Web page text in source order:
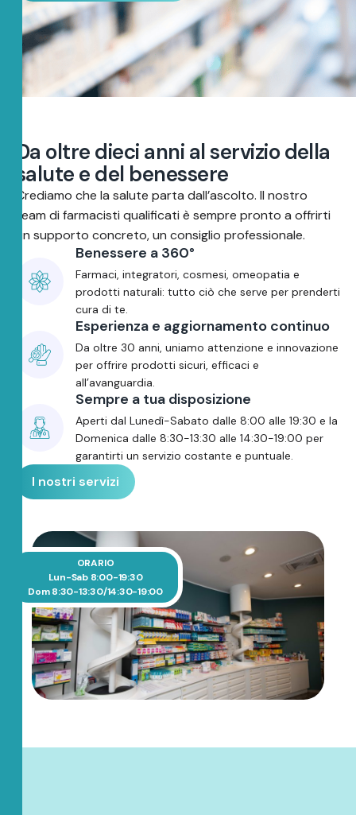
Da oltre dieci anni alservizio della
salute e del benessere
Crediamo che la salute parta dall’ascolto. Il nostro
team di farmacisti qualificati è sempre pronto a offrirti
un supporto concreto, un consiglio professionale.
Benessere a 360°
Farmaci, integratori, cosmesi, omeopatia e
prodotti naturali: tutto ciò che serve per prenderti
cura di te.
Esperienza e aggiornamento continuo
Da oltre 30 anni, uniamo attenzione e innovazione
per offrire prodotti sicuri, efficaci e
all’avanguardia.
Sempre a tua disposizione
Aperti dal Lunedì-Sabato dalle 8:00 alle 19:30 e la
Domenica dalle 8:30-13:30 alle 14:30-19:00 per
garantirti un servizio costante e puntuale.
I nostri servizi
ORARIO
Lun-Sab 8:00-19:30
Dom 8:30-13:30/14:30-19:00